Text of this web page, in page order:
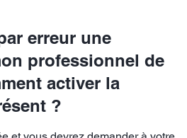
erreur une
professionnel de
activer la
?